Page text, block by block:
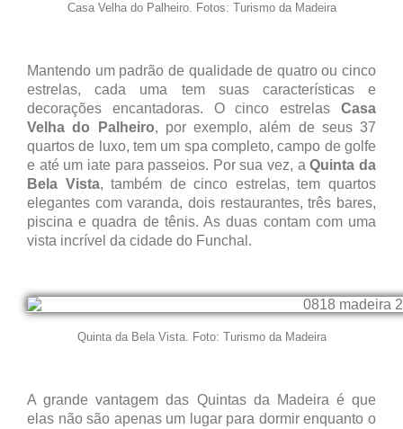
Casa Velha do Palheiro. Fotos: Turismo da Madeira
Mantendo um padrão de qualidade de quatro ou cinco
estrelas, cada uma tem suas características e
decorações encantadoras. O cinco estrelas Casa
Velha do Palheiro, por exemplo, além de seus 37
quartos de luxo, tem um spa completo, campo de golfe
e até um iate para passeios. Por sua vez, aQuinta da
Bela Vista, também de cinco estrelas, tem quartos
elegantes com varanda, dois restaurantes, três bares,
piscina e quadra de tênis. As duas contam com uma
vista incrível da cidade do Funchal.
Quinta da Bela Vista. Foto: Turismo da Madeira
A grande vantagem das Quintas da Madeira é que
elas não são apenas um lugar para dormir enquanto o